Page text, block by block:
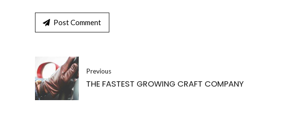
Post Comment
Previous
THE FASTEST GROWING CRAFT COMPANY